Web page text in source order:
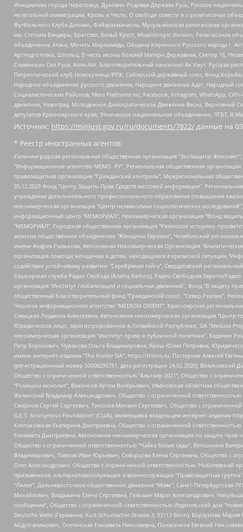
Инициатива города Череповца, Духовно-Родовая Держава Русь, Русское
нелегальной иммиграции, Кровь и Честь, О свободе совести и о религиозных
Футбольного Клуба Динамо, Файзрахманисты, Мусульманская религиозная
им. Степана Бандеры, Братство, Белый Крест, Misanthropic division, Религиозное
объединение Атака, Мечеть Мирмамеда, Община Коренного Русского народа г.
Артподготовка, Штольц, В честь иконы Божией Матери Державная, Сектор 16,
Славянских Сил Руси, Алля-Аят, Благотворительный пансионат Ак Умут, Русская
Патриотический клуб-Новокузнецк/РПК, Сибирский державный союз, Фонд
Народное объединение русского движения, Народное движение Адат, Народный
Социалистических Районов, Meta Platforms Inc, Facebook, Instagram, WhatsApp,
движение, Невоград, Молодежное Демократическое Движение Весна, Верховный
депутатов Красноярского края, Этническое национальное объединение, ЛГБТ,
Источник: https://minjust.gov.ru/ru/documents/7822/ данные на
* Реестр иностранных агентов:
Калининградская региональная общественная организация "Экозащита!-Женсовет", Фонд содействия защите прав и свобод граждан "Общественный вердикт", Фонд "Институт Развития Свободы Информации", Частное учреждение "Информационное агентство МЕМО. РУ", Региональная общественная организация "Общественная комиссия по сохранению наследия академика Сахарова", Фонд поддержки свободы прессы, Санкт-Петербургская общественная правозащитная организация "Гражданский контроль", Межрегиональная общественная организация "Информационно-просветительский центр "Мемориал", Региональный Фонд "Центр Защиты Прав Средств Массовой Информации", с 05.12.2023 Фонд "Центр Защиты Прав Средств массовой информации", Региональная общественная благотворительная организация помощи беженцам и мигрантам "Гражданское содействие", Негосударственное образовательное учреждение дополнительного профессионального образования (повышение квалификации) специалистов "АКАДЕМИЯ ПО ПРАВАМ ЧЕЛОВЕКА", Свердловская региональная общественная организация "Сутяжник", Автономная некоммерческая организация "Центр независимых социологических исследований", Союз общественных объединений "Российский исследовательский центр по правам человека", Региональное общественное учреждение научно-информационный центр "МЕМОРИАЛ", Некоммерческая организация "Фонд защиты гласности", Автономная некоммерческая организация "Институт прав человека", Городская общественная организация "Екатеринбургское общество "МЕМОРИАЛ", Городская общественная организация "Рязанское историко-просветительское и правозащитное общество "Мемориал" (Рязанский Мемориал), Челябинский региональный орган общественной самодеятельности – женское общественное объединение "Женщины Евразии", Челябинский региональный орган общественной самодеятельности "Уральская правозащитная группа", Фонд содействия защите здоровья и социальной справедливости имени Андрея Рылькова, Автономная Некоммерческая Организация "Аналитический Центр Юрия Левады", Автономная некоммерческая организация социальной поддержки населения "Проект Апрель", Региональная общественная организация помощи женщинам и детям, находящимся в кризисной ситуации "Информационно-методический центр "Анна", Фонд содействия развитию массовых коммуникаций и правовому просвещению "Так-так-Так", Фонд содействия устойчивому развитию "Серебряная тайга", Свердловский региональный общественный фонд социальных проектов "Новое время", "Idel.Реалии", Кавказ.Реалии, Крым.Реалии, Телеканал Настоящее Время, Татаро-башкирская служба Радио Свобода (Azatliq Radiosi), Радио Свободная Европа/Радио Свобода (PCE/PC), "Сибирь.Реалии", "Фактограф", Благотворительный фонд помощи осужденным и их семьям, Автономная некоммерческая организация "Институт глобализации и социальных движений", Фонд "В защиту прав заключенных", Частное учреждение "Центр поддержки и содействия развитию средств массовой информации", Пензенский региональный общественный благотворительный фонд "Гражданский союз", "Север.Реалии", Некоммерческая организация Фонд "Правовая инициатива", Общество с ограниченной ответственностью "Радио Свободная Европа/Радио Свобода", Чешское информационное агентство "MEDIUM-ORIENT", Красноярская региональная общественная организация "Мы против СПИДа", Камалягин Денис Николаевич, Маркелов Сергей Евгеньевич, Пономарев Лев Александрович, Савицкая Людмила Алексеевна, Автономная некоммерческая организация "Центр по работе с проблемой насилия "НАСИЛИЮ.НЕТ", Межрегиональный профессиональный союз работников здравоохранения "Альянс врачей", Юридическое лицо,